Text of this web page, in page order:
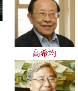
高希均